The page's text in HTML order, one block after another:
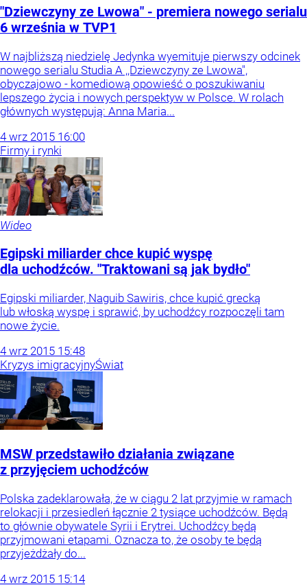
"Dziewczyny ze Lwowa" - premiera nowego serialu
6 września w TVP1
W najbliższą niedzielę Jedynka wyemituje pierwszy odcinek
nowego serialu Studia A ,,Dziewczyny ze Lwowa",
obyczajowo - komediową opowieść o poszukiwaniu
lepszego życia i nowych perspektyw w Polsce. W rolach
głównych występują: Anna Maria...
4 wrz 2015 16:00
Firmy i rynki
Wideo
Egipski miliarder chce kupić wyspę
dla uchodźców. "Traktowani są jak bydło"
Egipski miliarder, Naguib Sawiris, chce kupić grecką
lub włoską wyspę i sprawić, by uchodźcy rozpoczęli tam
nowe życie.
4 wrz 2015 15:48
Kryzys imigracyjnyŚwiat
MSW przedstawiło działania związane
z przyjęciem uchodźców
Polska zadeklarowała, że w ciągu 2 lat przyjmie w ramach
relokacji i przesiedleń łącznie 2 tysiące uchodźców. Będą
to głównie obywatele Syrii i Erytrei. Uchodźcy będą
przyjmowani etapami. Oznacza to, że osoby te będą
przyjeżdżały do...
4 wrz 2015 15:14